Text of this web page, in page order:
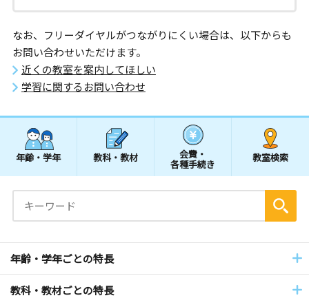
なお、フリーダイヤルがつながりにくい場合は、以下からも
お問い合わせいただけます。
近くの教室を案内してほしい
学習に関するお問い合わせ
年齢・学年 教科・教材 会費・
各種手続き
教室検索
年齢・学年ごとの特長
教科・教材ごとの特長